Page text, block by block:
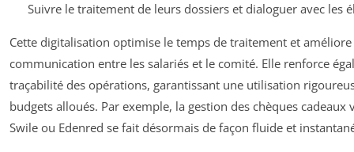
Suivre le traitement de leurs dossiers et dialoguer avec les
Cette digitalisation optimise le temps de traitement et améliore
communication entre les salariés et le comité. Elle renforce
traçabilité des opérations, garantissant une utilisation
budgets alloués. Par exemple, la gestion des chèques cadeaux
Swile ou Edenred se fait désormais de façon fluide et